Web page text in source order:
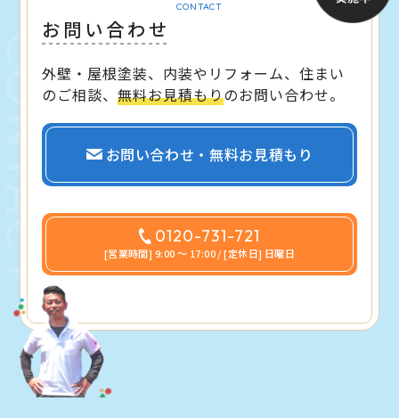
CONTACT
お問い合わせ
外壁・屋根塗装、内装やリフォーム、住まい
のご相談、無料お見積もりのお問い合わせ。
お問い合わせ・無料お見積もり
0120-731-721
[営業時間] 9:00 〜 17:00 / [定休日] 日曜日